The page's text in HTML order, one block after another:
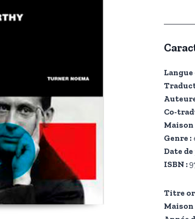
Co-
Maison
Genre :
Date
ISBN :
Titre